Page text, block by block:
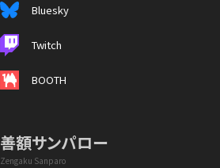
Bluesky
Twitch
BOOTH
善額サンパロー
Zengaku Sanparo